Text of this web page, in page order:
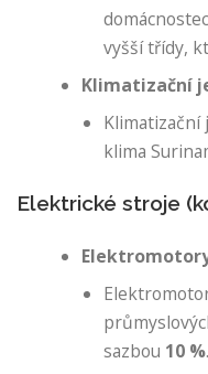
vyšší třídy,
Klimatizační
klima
Elektrické stroje
sazbou 10 %.